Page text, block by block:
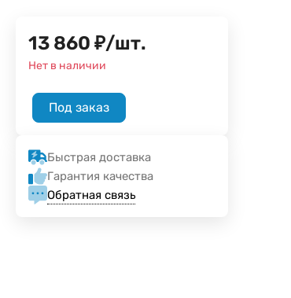
13 860 ₽/шт.
Нет в наличии
Под заказ
Быстрая доставка
Гарантия качества
Обратная связь